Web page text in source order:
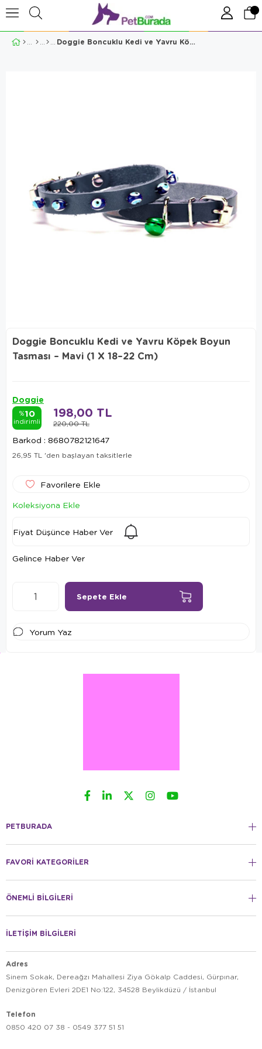
Doggie Boncuklu Kedi ve Yavru Köpek Boyun Tasması – Mavi (1 X 18–22 Cm)
Doggie Boncuklu Kedi ve Yavru Köpek Boyun
Tasması – Mavi (1 X 18–22 Cm)
Doggie
%10
indirimli 220,00 TL
198,00 TL
Barkod : 8680782121647
26,95 TL 'den başlayan taksitlerle
Favorilere Ekle
Koleksiyona Ekle
Fiyat Düşünce Haber Ver
Gelince Haber Ver
Yorum Yaz
PETBURADA
FAVORİ KATEGORİLER
ÖNEMLİ BİLGİLERİ
İLETİŞİM BİLGİLERİ
Adres
Sinem Sokak, Dereağzı Mahallesi Ziya Gökalp Caddesi, Gürpınar,
Denizgören Evleri 2DE1 No:122, 34528 Beylikdüzü / İstanbul
Telefon
0850 420 07 38 - 0549 377 51 51